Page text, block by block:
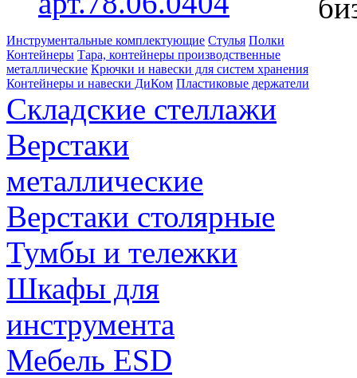
Инструментальные комплектующие Стулья Полки
Контейнеры Тара, контейнеры производственные
металлические Крючки и навески для систем хранения
Контейнеры и навески ДиКом Пластиковые держатели
Складские стеллажи
Верстаки
металлические
Верстаки столярные
Тумбы и тележки
Шкафы для
инструмента
Мебель ESD